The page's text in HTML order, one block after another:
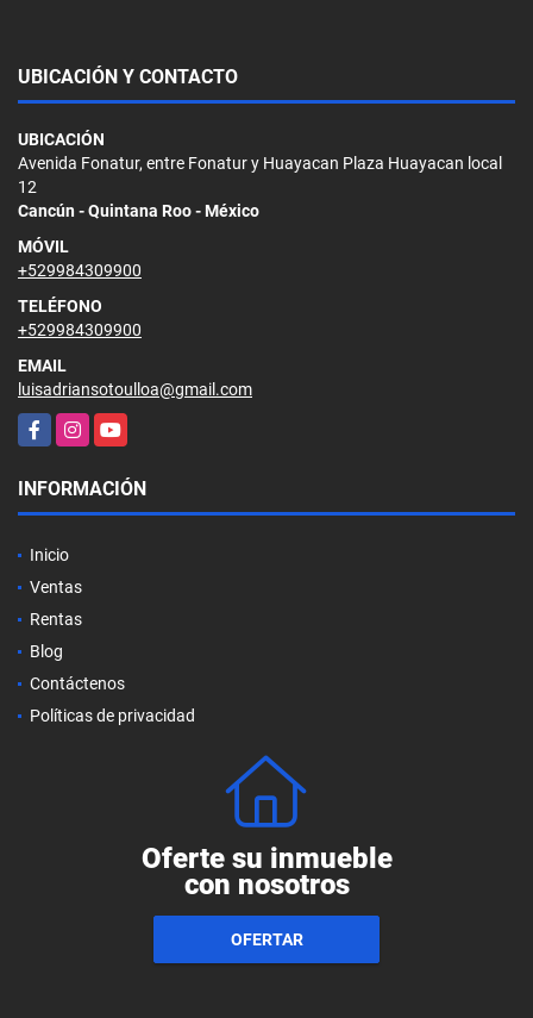
UBICACIÓN Y CONTACTO
UBICACIÓN
Avenida Fonatur, entre Fonatur y Huayacan Plaza Huayacan local
12
Cancún - Quintana Roo - México
MÓVIL
+529984309900
TELÉFONO
+529984309900
EMAIL
luisadriansotoulloa@gmail.com
FacebookInstagramYouTube
INFORMACIÓN
Inicio
Ventas
Rentas
Blog
Contáctenos
Políticas de privacidad
Oferte su inmueble
con nosotros
OFERTAR